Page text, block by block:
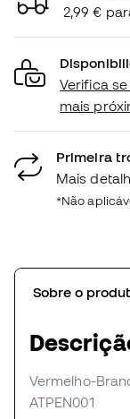
2,99 €
Verifica
mais
Primeira
Mais
*Não
Sobre o
Vermelho-
ATPEN001